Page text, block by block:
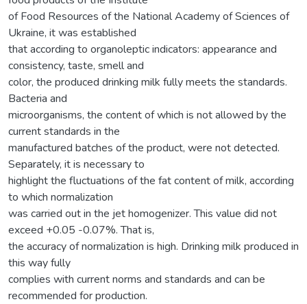
of Food Resources of the National Academy of Sciences of
Ukraine, it was established
that according to organoleptic indicators: appearance and
consistency, taste, smell and
color, the produced drinking milk fully meets the standards.
Bacteria and
microorganisms, the content of which is not allowed by the
current standards in the
manufactured batches of the product, were not detected.
Separately, it is necessary to
highlight the fluctuations of the fat content of milk, according
to which normalization
was carried out in the jet homogenizer. This value did not
exceed +0.05 -0.07%. That is,
the accuracy of normalization is high. Drinking milk produced in
this way fully
complies with current norms and standards and can be
recommended for production.